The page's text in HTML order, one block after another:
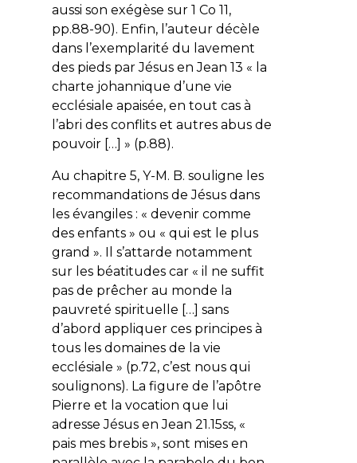
aussi son exégèse sur 1 Co 11,
pp.88-90). Enfin, l’auteur décèle
dans l’exemplarité du lavement
des pieds par Jésus en Jean 13 « la
charte johannique d’une vie
ecclésiale apaisée, en tout cas à
l’abri des conflits et autres abus de
pouvoir […] » (p.88).
Au chapitre 5, Y-M. B. souligne les
recommandations de Jésus dans
les évangiles : « devenir comme
des enfants » ou « qui est le plus
grand ». Il s’attarde notamment
sur les béatitudes car « il ne suffit
pas de prêcher au monde la
pauvreté spirituelle […] sans
d’abord appliquer ces principes à
tous les domaines de la vie
ecclésiale » (p.72, c’est nous qui
soulignons). La figure de l’apôtre
Pierre et la vocation que lui
adresse Jésus en Jean 21.15ss, «
pais mes brebis», sont mises en